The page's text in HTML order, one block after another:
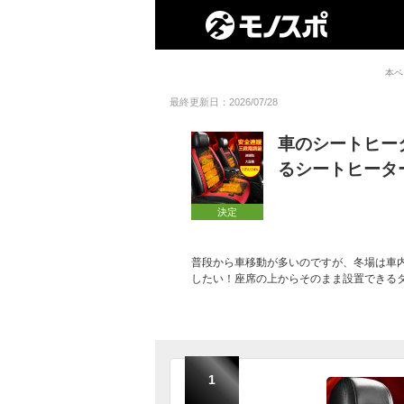
本
最終更新日：2026/07/28
決定
車のシートヒー
るシートヒー
普段から車移動が多いのですが、冬場は車
したい！座席の上からそのまま設置でき
1